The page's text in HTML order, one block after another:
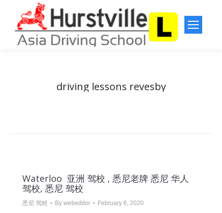
driving lessons revesby
Waterloo 亚洲 驾校 , 悉尼老牌 悉尼 华人
驾校, 悉尼 驾校
悉尼 驾校 By webeditor February 6, 2020